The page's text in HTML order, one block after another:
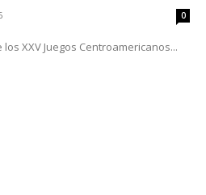
0
XXV Juegos Centroamericanos...